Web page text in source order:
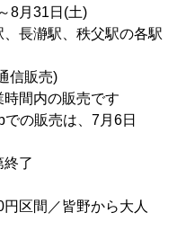
8月31日(土)
、秩父駅の各駅
販売)
の販売です
売は、7月6日
了
／皆野から大人